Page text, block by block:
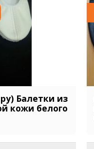
Балетки из
кожи белого